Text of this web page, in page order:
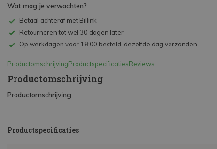
Wat mag je verwachten?
Betaal achteraf met Billink
Retourneren tot wel 30 dagen later
Op werkdagen voor 18:00 besteld, dezelfde dag verzonden.
ProductomschrijvingProductspecificatiesReviews
Productomschrijving
Productomschrijving
Productspecificaties